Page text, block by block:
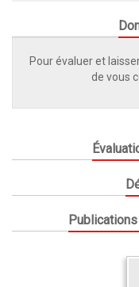
Pour évaluer et
de vous